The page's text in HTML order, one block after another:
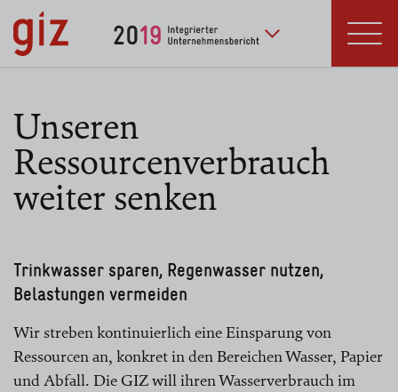
zum Inhalt springen
Deutsche Gesellschaft
für Internationale
Zusammenarbeit (GIZ) GmbH
Unseren
Ressourcenverbrauch
weiter senken
Trinkwasser sparen, Regenwasser nutzen,
Belastungen vermeiden
Wir streben kontinuierlich eine Einsparung von
Ressourcen an, konkret in den Bereichen Wasser, Papier
und Abfall. Die GIZ will ihren Wasserverbrauch im